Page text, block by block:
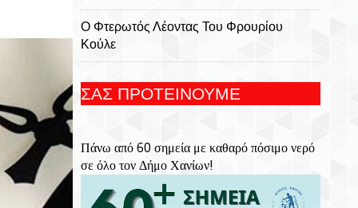
Ο Φτερωτός Λέοντας Του Φρουρίου
Κούλε
Εμβληματικής Μονής, Του Χριστόφορου
Του Ριζαρείου Ιδρύματος
Συνεχίζονται Οι Δωρεάν Ξεναγήσεις Για
Ενήλικες Στη Δημοτική Πινακοθήκη
ΣΑΣ ΠΡΟΤΕΙΝΟΥΜΕ
Πάνω από 60 σημεία με καθαρό πόσιμο νερό
σε όλο τον Δήμο Χανίων!